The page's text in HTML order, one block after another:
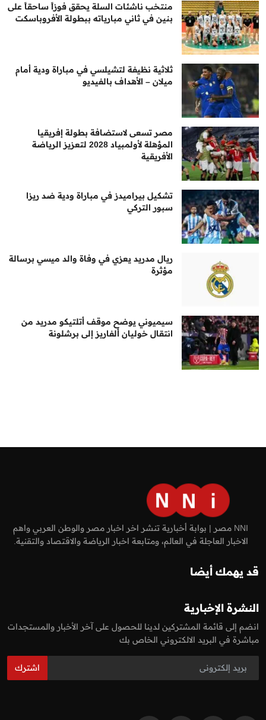
منتخب ناشئات السلة يحقق فوزاً ساحقاً على
بنين في ثاني مبارياته ببطولة الأفروباسكت
ثلاثية نظيفة لتشيلسي في مباراة ودية أمام
ميلان – الأهداف بالفيديو
مصر تسعى لاستضافة بطولة إفريقيا
المؤهلة لأولمبياد 2028 لتعزيز الرياضة
الأفريقية
تشكيل بيراميدز في مباراة ودية ضد ريزا
سبور التركي
ريال مدريد يعزي في وفاة والد ميسي برسالة
مؤثرة
سيميوني يوضح موقف أتلتيكو مدريد من
انتقال خوليان ألفاريز إلى برشلونة
NNI مصر | بوابة أخبارية تنشر اخر اخبار مصر والوطن العربي واهم
الاخبار العاجلة في العالم، ومتابعة اخبار الرياضة والاقتصاد والتقنية.
قد يهمك أيضا
النشرة الإخبارية
انضم إلى قائمة المشتركين لدينا للحصول على آخر الأخبار والمستجدات
مباشرة في البريد الالكتروني الخاص بك
اشترك